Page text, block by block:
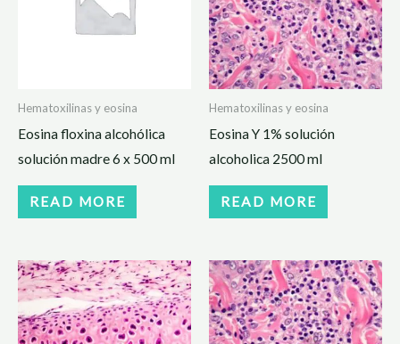
Hematoxilinas y eosina
Eosina floxina alcohólica
solución madre 6 x 500 ml
READ MORE
Hematoxilinas y eosina
Eosina Y 1% solución
alcoholica 2500 ml
READ MORE